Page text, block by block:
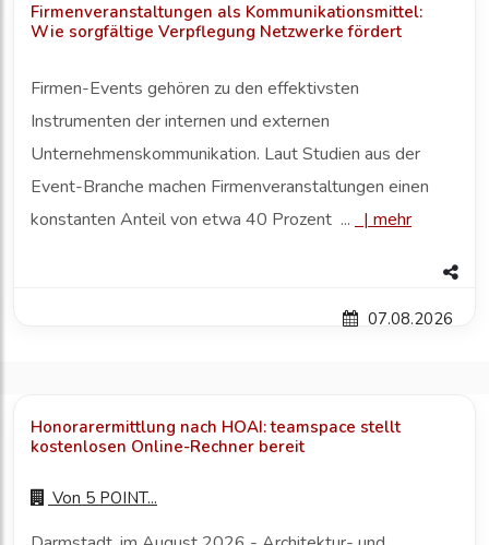
Firmenveranstaltungen als Kommunikationsmittel:
Wie sorgfältige Verpflegung Netzwerke fördert
Firmen-Events gehören zu den effektivsten
Instrumenten der internen und externen
Unternehmenskommunikation. Laut Studien aus der
Event-Branche machen Firmenveranstaltungen einen
konstanten Anteil von etwa 40 Prozent ...
| mehr
07.08.2026
Honorarermittlung nach HOAI: teamspace stellt
kostenlosen Online-Rechner bereit
Von 5 POINT...